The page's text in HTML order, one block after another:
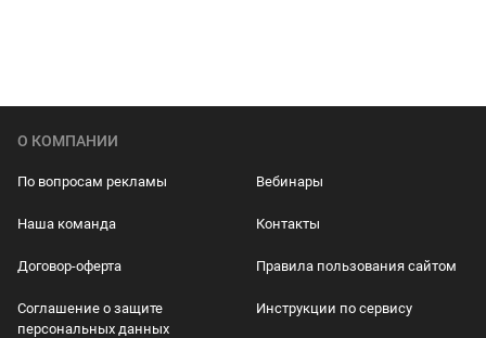
О КОМПАНИИ
По вопросам рекламы Вебинары
Наша команда Контакты
Договор-оферта Правила пользования сайтом
Соглашение о защите
персональных данных
Инструкции по сервису